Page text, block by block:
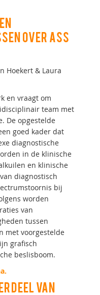
OVER ASS
Hoekert & Laura
en vraagt om
team met
De opgestelde
goed kader dat
diagnostische
in de klinische
en klinische
diagnostisch
bij
worden
van
tussen
met voorgestelde
grafisch
beslisboom.
VAN